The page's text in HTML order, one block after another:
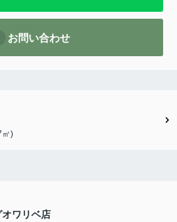
お問い合わせ
㎡)
ワリベ店